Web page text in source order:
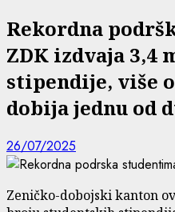
Rekordna
ZDK izdvaja 3,4
stipendije, više
dobija jednu od
26/07/2025
Zeničko-dobojski kanton